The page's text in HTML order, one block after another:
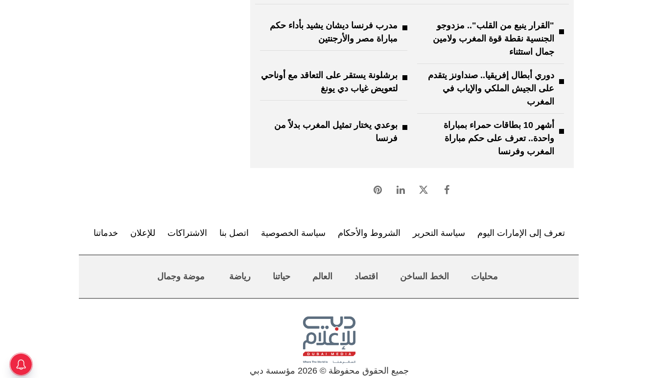
"القرار ينبع من القلب".. مزدوجو
الجنسية نقطة قوة المغرب ولامين
جمال استثناء
مدرب فرنسا ديشان يشيد بأداء حكم
مباراة مصر والأرجنتين
دوري أبطال إفريقيا.. صنداونز يتقدم
على الجيش الملكي والإياب في
المغرب
برشلونة يستقر على التعاقد مع أوناحي
لتعويض غياب دي يونغ
أشهر 10 بطاقات حمراء بمباراة
واحدة.. تعرف على حكم مباراة
المغرب وفرنسا
بوعدي يختار تمثيل المغرب بدلاً من
فرنسا
تعرف إلى الإمارات اليوم سياسة التحرير الشروط والأحكام سياسة الخصوصية اتصل بنا الاشتراكات للإعلان خدماتنا
محليات الخط الساخن اقتصاد العالم حياتنا رياضة موضة وجمال
جميع الحقوق محفوظة © 2026 مؤسسة دبي